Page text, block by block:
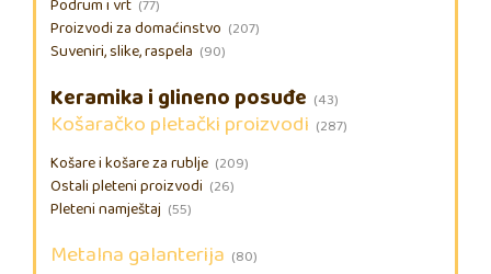
Podrum i vrt (77)
Proizvodi za domaćinstvo (207)
Suveniri, slike, raspela (90)
Keramika i glineno posuđe (43)
Košaračko pletački proizvodi (287)
Košare i košare za rublje (209)
Ostali pleteni proizvodi (26)
Pleteni namještaj (55)
Metalna galanterija (80)